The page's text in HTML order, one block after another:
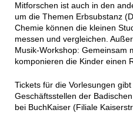
Mitforschen ist auch in den
um die Themen Erbsubstanz
Chemie können die kleinen
messen und vergleichen.
Musik-Workshop: Gemeinsam
komponieren die Kinder einen
Tickets für die Vorlesungen
Geschäftsstellen der
bei BuchKaiser (Filiale